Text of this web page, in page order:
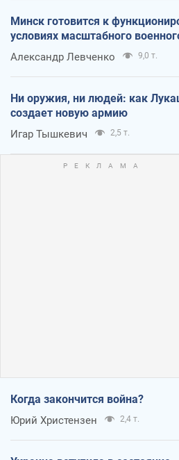
Минск готовится к
условиях масштабного
Александр Левченко 9,0 т.
Ни оружия, ни людей: как
создает новую армию
Игар Тышкевич 2,5 т.
Когда закончится война?
Юрий Христензен 2,4 т.